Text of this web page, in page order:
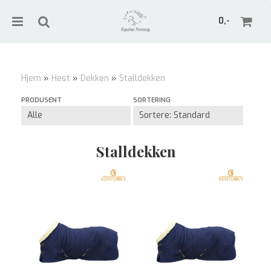
0,-
Hjem » Hest » Dekken » Stalldekken
PRODUSENT SORTERING
Stalldekken